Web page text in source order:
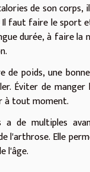
de son
Il faut faire le sport
durée, à faire la
de poids, une
Éviter de
à tout moment.
a de multiples
l'arthrose. Elle
l'âge.